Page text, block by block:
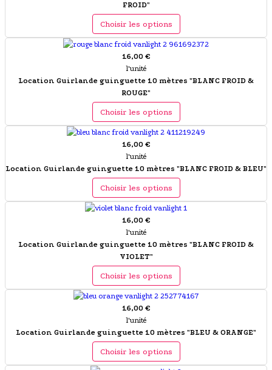
FROID"
Choisir les options
16,00 €
l'unité
Location Guirlande guinguette 10 mètres "BLANC FROID &
ROUGE"
Choisir les options
16,00 €
l'unité
Location Guirlande guinguette 10 mètres "BLANC FROID & BLEU"
Choisir les options
16,00 €
l'unité
Location Guirlande guinguette 10 mètres "BLANC FROID &
VIOLET"
Choisir les options
16,00 €
l'unité
Location Guirlande guinguette 10 mètres "BLEU & ORANGE"
Choisir les options